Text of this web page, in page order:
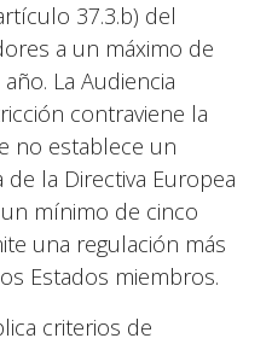
37.3.b) del
a un máximo de
La Audiencia
contraviene la
no establece un
la Directiva Europea
mínimo de cinco
una regulación más
Estados miembros.
criterios de